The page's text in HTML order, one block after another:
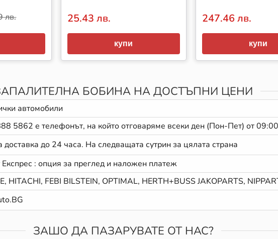
лв. 25.43 лв.
купи
247.46 лв.
купи
БОБИНА НА ДОСТЪПНИ ЦЕНИ
автомобили
5862 е телефонът, на който отговаряме всеки ден (Пон-Пет) от
доставка до 24 часа. На следващата сутрин за цялата страна
Експрес : опция за преглед и наложен платеж
HITACHI, FEBI BILSTEIN, OPTIMAL, HERTH+BUSS JAKOPARTS,
ЗАШО ДА ПАЗАРУВАТЕ ОТ НАС?